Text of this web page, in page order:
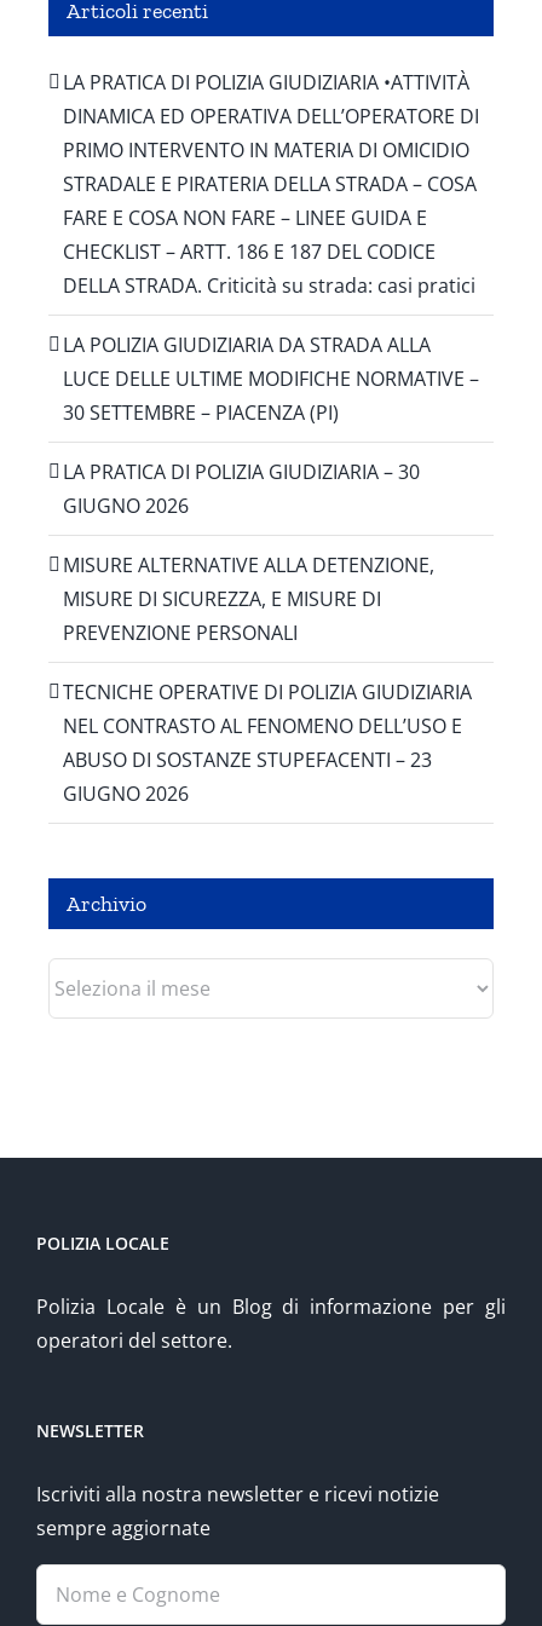
Articoli recenti
LA PRATICA DI POLIZIA GIUDIZIARIA •ATTIVITÀ
DINAMICA ED OPERATIVA DELL’OPERATORE DI
PRIMO INTERVENTO IN MATERIA DI OMICIDIO
STRADALE E PIRATERIA DELLA STRADA – COSA
FARE E COSA NON FARE – LINEE GUIDA E
CHECKLIST – ARTT. 186 E 187 DEL CODICE
DELLA STRADA. Criticità su strada: casi pratici
LA POLIZIA GIUDIZIARIA DA STRADA ALLA
LUCE DELLE ULTIME MODIFICHE NORMATIVE –
30 SETTEMBRE – PIACENZA (PI)
LA PRATICA DI POLIZIA GIUDIZIARIA – 30
GIUGNO 2026
MISURE ALTERNATIVE ALLA DETENZIONE,
MISURE DI SICUREZZA, E MISURE DI
PREVENZIONE PERSONALI
TECNICHE OPERATIVE DI POLIZIA GIUDIZIARIA
NEL CONTRASTO AL FENOMENO DELL’USO E
ABUSO DI SOSTANZE STUPEFACENTI – 23
GIUGNO 2026
Archivio
Archivio
POLIZIA LOCALE
Polizia Locale è un Blog di informazione per gli
operatori del settore.
NEWSLETTER
Iscriviti alla nostra newsletter e ricevi notizie
sempre aggiornate